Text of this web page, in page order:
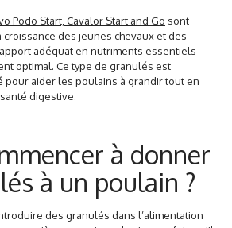
Podo Start, Cavalor Start and Go sont
des jeunes chevaux et des
adéquat en nutriments essentiels
optimal. Ce type de granulés est
pour aider les poulains à grandir tout en
digestive.
à donner
à un poulain ?
des granulés dans l’alimentation